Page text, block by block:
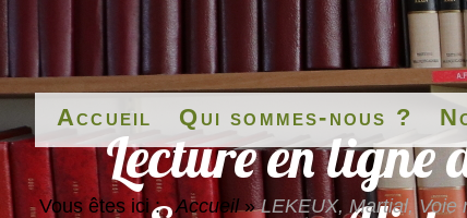
Accueil Qui sommes-nous ?
Vous êtes ici :Accueil»LEKEUX, Martial, Voie